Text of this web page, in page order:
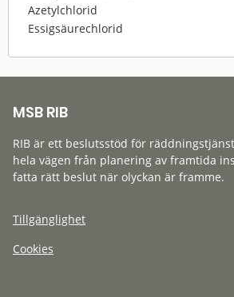
Azetylchlorid
Essigsäurechlorid
MSB RIB
RIB är ett beslutsstöd för
hela vägen från planering av framtida
fatta rätt beslut när olyckan är framme.
Tillgänglighet
Cookies